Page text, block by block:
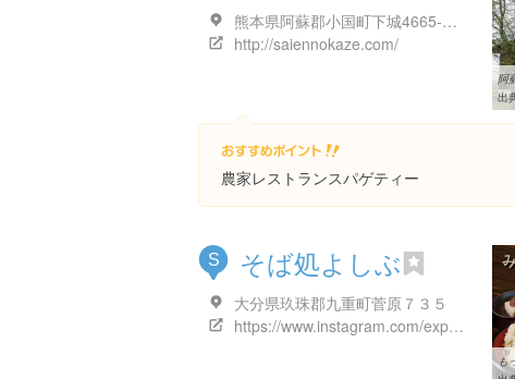
熊本県阿蘇郡小国町下城4665-２６８
http://saiennokaze.com/
出
農家レストランスパゲティー
S そば処よしぶ
大分県玖珠郡九重町菅原７３５
https://www.instagram.com/explore/locations/14765719